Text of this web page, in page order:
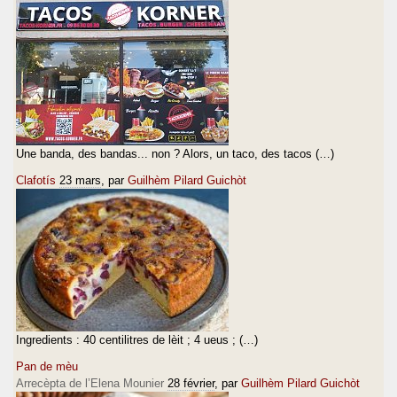
Une banda, des bandas... non ? Alors, un taco, des tacos (…)
Clafotís 23 mars , par Guilhèm Pilard Guichòt
Ingredients : 40 centilitres de lèit ; 4 ueus ; (…)
Pan de mèu
Arrecèpta de l’Elena Mounier 28 février, par Guilhèm Pilard Guichòt